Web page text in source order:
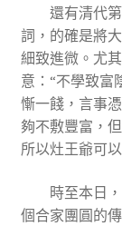
還有清代
詞，的確是將
細致進微。尤
意：“不學致富
慚一餞，言事
夠不敷豐富，
所以灶王爺可
時至本日
個合家團圓的